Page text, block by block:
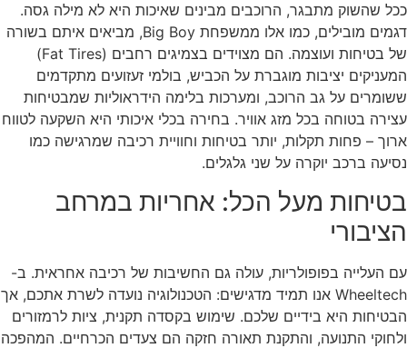
ככל שהשוק מתבגר, הרוכבים מבינים שאיכות היא לא מילה גסה.
דגמים מובילים, כמו אלו ממשפחת Big Boy, מביאים איתם בשורה
של בטיחות ועוצמה. הם מצוידים בצמיגים רחבים (Fat Tires)
המעניקים יציבות מוגברת על הכביש, בולמי זעזועים מתקדמים
ששומרים על גב הרוכב, ומערכות בלימה הידראוליות שמבטיחות
עצירה בטוחה בכל מזג אוויר. בחירה בכלי איכותי היא השקעה לטווח
ארוך – פחות תקלות, יותר בטיחות וחוויית רכיבה שמרגישה כמו
נסיעה ברכב יוקרה על שני גלגלים.
בטיחות מעל הכל: אחריות במרחב
הציבורי
עם העלייה בפופולריות, עולה גם החשיבות של רכיבה אחראית. ב-
Wheeltech אנו תמיד מדגישים: הטכנולוגיה נועדה לשרת אתכם, אך
הבטיחות היא בידיים שלכם. שימוש בקסדה תקנית, ציות לרמזורים
ולחוקי התנועה, והתקנת תאורה חזקה הם צעדים הכרחיים. המהפכה